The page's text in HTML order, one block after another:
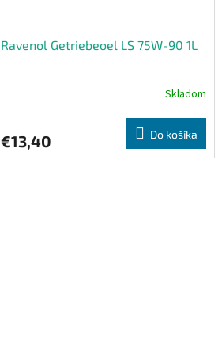
Ravenol Getriebeoel LS 75W-90 1L
Skladom
€13,40 Do košíka